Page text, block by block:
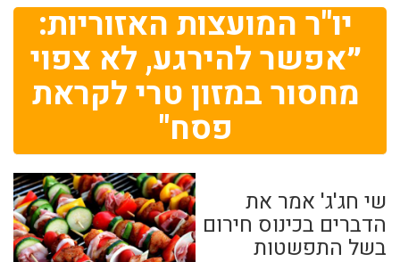
יו"ר המועצות האזוריות:
״אפשר להירגע, לא צפוי
מחסור במזון טרי לקראת
פסח"
שי חג'ג' אמר את
הדברים בכינוס חירום
בשל התפשטות